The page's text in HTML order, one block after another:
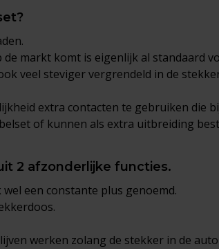
markt komt is eigenlijk al standaard
veel steviger vergrendeld in de
extra contacten te gebruiken die
of kunnen als extra uitbreiding
2 afzonderlijke functies.
een constante plus genoemd.
werken zolang de stekker in de